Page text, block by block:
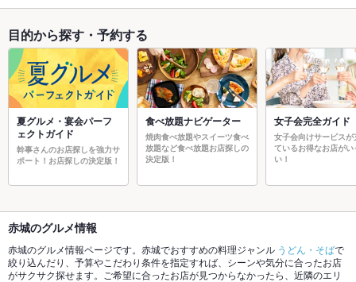
目的から探す・予約する
夏グルメ・宴会パーフ
ェクトガイド
幹事さんのお店探しを強力サ
ポート！お店探しの決定版！
食べ放題ナビゲーター
焼肉食べ放題やスイーツ食べ
放題など食べ放題お店探しの
決定版！
女子会完全ガイド
女子会向けサービスが
ているお得なお店がい
い！
赤城のグルメ情報
赤城のグルメ情報ページです。赤城でおすすめの料理ジャンル うどん・そばで
絞り込んだり、予算やこだわり条件を指定すれば、シーンや気分に合ったお店
がサクサク探せます。ご希望に合ったお店が見つからなかったら、近隣のエリ